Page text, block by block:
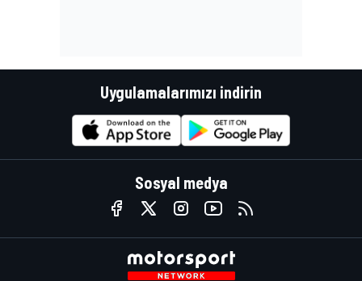
Uygulamalarımızı indirin
Sosyal medya